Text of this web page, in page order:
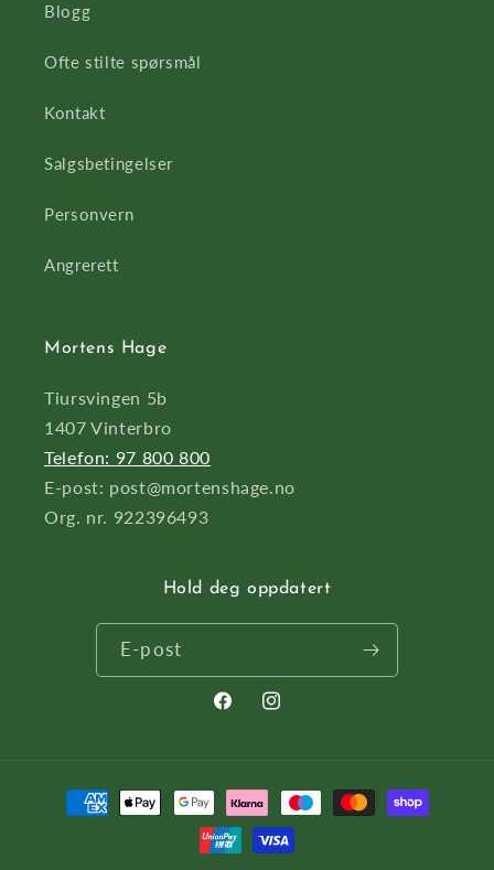
Blogg
Ofte stilte spørsmål
Kontakt
Salgsbetingelser
Personvern
Angrerett
Mortens Hage
Tiursvingen 5b
1407 Vinterbro
Telefon: 97 800 800
E-post: post@mortenshage.no
Org. nr. 922396493
Hold deg oppdatert
E-post
FacebookInstagram
Betalingsmåter